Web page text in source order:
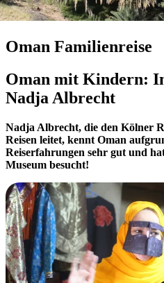
Oman Familienreise
Oman mit Kindern:
Nadja Albrecht
Nadja Albrecht, die den Kölner
Reisen leitet, kennt Oman
Reiserfahrungen sehr gut und
Museum besucht!